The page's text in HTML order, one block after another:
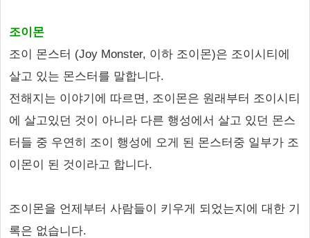
조이몬
조이 몬스터 (Joy Monster, 이하 조이몬)은 조이시티에
살고 있는 몬스터를 말합니다.
전해지는 이야기에 따르면, 조이몬은 원래부터 조이시티
에 살고있던 것이 아니라 다른 행성에서 살고 있던 몬스
터들 중 우연히 조이 행성에 오게 된 몬스터중 일부가 조
이몬이 된 것이라고 합니다.
조이몬을 언제부터 사람들이 키우게 되었는지에 대한 기
록은 없습니다.